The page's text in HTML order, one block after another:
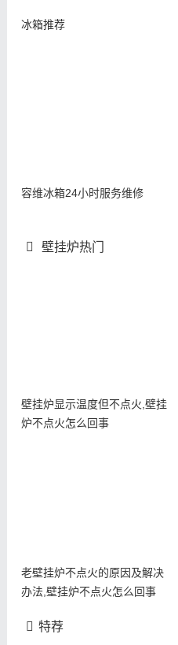
冰箱推荐
容维冰箱24小时服务维修
壁挂炉热门
壁挂炉显示温度但不点火,壁挂
炉不点火怎么回事
老壁挂炉不点火的原因及解决
办法,壁挂炉不点火怎么回事
特荐